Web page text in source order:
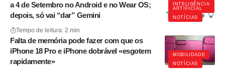
INTELIGÊNCIA
ARTIFICIAL
NOTÍCIAS
a 4 de Setembro no Android e no Wear OS;
depois, só vai “dar” Gemini
Tempo de leitura: 2 min
MOBILIDADE
NOTÍCIAS
Falta de memória pode fazer com que os
iPhone 18 Pro e iPhone dobrável «esgotem
rapidamente»